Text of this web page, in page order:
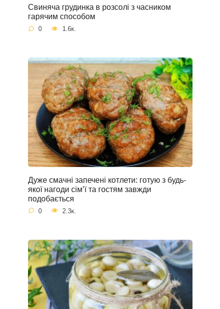
Свиняча грудинка в розсолі з часником
гарячим способом
0 1.6к.
Дуже смачні запечені котлети: готую з будь-
якої нагоди сім’ї та гостям завжди
подобається
0 2.3к.